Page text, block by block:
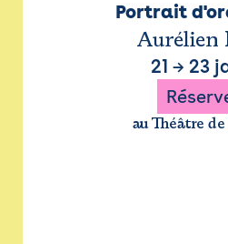
Portrait
Aurélien
21 → 23
au Théâtre